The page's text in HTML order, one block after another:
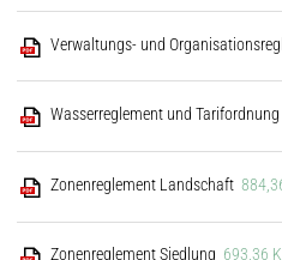
Verwaltungs- und
Wasserreglement und Tarifordnung
Zonenreglement Landschaft
Zonenreglement Siedlung 693,36